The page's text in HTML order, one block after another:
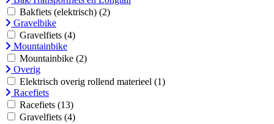
Bakfiets (elektrisch) (2)
Gravelbike
Gravelfiets (4)
Mountainbike
Mountainbike (2)
Overig
Elektrisch overig rollend materieel (1)
Racefiets
Racefiets (13)
Gravelfiets (4)